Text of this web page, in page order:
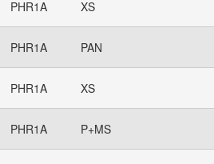
PHR1A XS
PHR1A PAN
PHR1A XS
PHR1A P+MS